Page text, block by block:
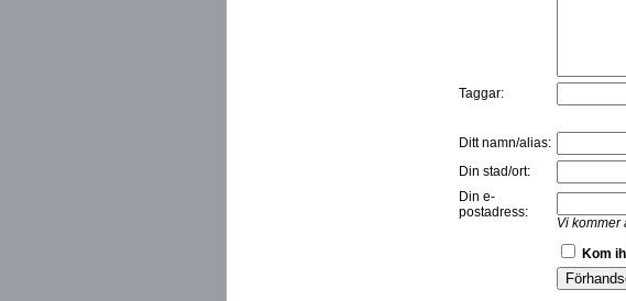
Taggar:
Ditt namn/alias:
Din stad/ort:
Din e-
postadress:
Vi kommer
Kom